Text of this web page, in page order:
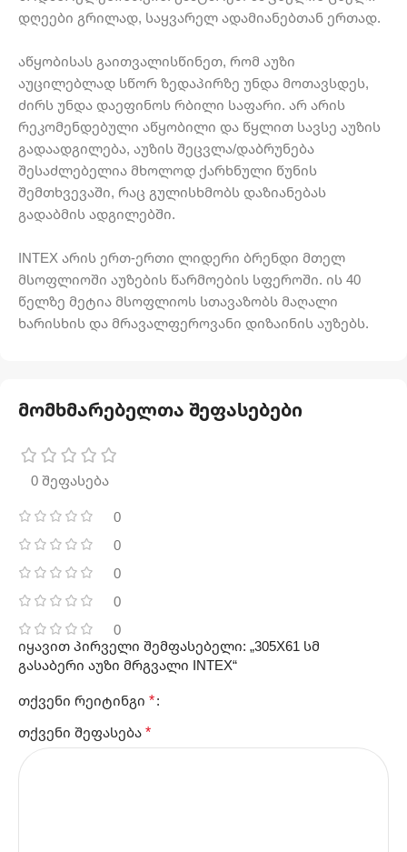
დღეები გრილად, საყვარელ ადამიანებთან ერთად.
აწყობისას გაითვალისწინეთ, რომ აუზი
აუცილებლად სწორ ზედაპირზე უნდა მოთავსდეს,
ძირს უნდა დაეფინოს რბილი საფარი. არ არის
რეკომენდებული აწყობილი და წყლით სავსე აუზის
გადაადგილება, აუზის შეცვლა/დაბრუნება
შესაძლებელია მხოლოდ ქარხნული წუნის
შემთხვევაში, რაც გულისხმობს დაზიანებას
გადაბმის ადგილებში.
INTEX არის ერთ-ერთი ლიდერი ბრენდი მთელ
მსოფლიოში აუზების წარმოების სფეროში. ის 40
წელზე მეტია მსოფლიოს სთავაზობს მაღალი
ხარისხის და მრავალფეროვანი დიზაინის აუზებს.
მომხმარებელთა შეფასებები
0 შეფასება
0
0
0
0
0
იყავით პირველი შემფასებელი: „305X61 სმ
გასაბერი აუზი მრგვალი INTEX“
თქვენი რეიტინგი *
თქვენი შეფასება *